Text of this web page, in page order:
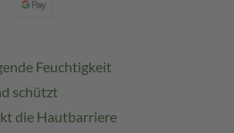
Feuchtigkeit
schützt
die Hautbarriere